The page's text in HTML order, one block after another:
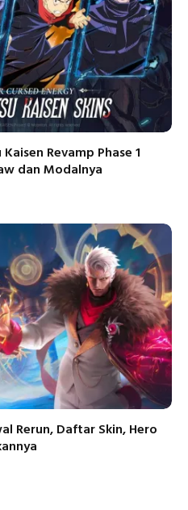
Revamp Phase 1
dan Modalnya
Rerun, Daftar Skin, Hero